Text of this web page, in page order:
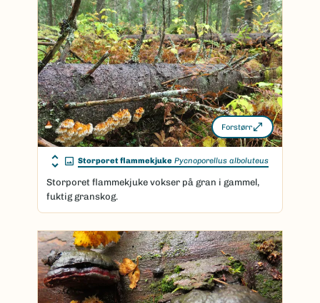
Forstørr
Storporet flammekjuke Pycnoporellus alboluteus
Storporet flammekjuke vokser på gran i gammel,
fuktig granskog.